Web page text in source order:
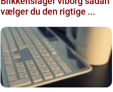
vælger du den rigtige ...